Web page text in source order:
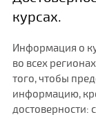
курсах.
Информация о
во всех
того, чтобы
информацию,
достоверности: